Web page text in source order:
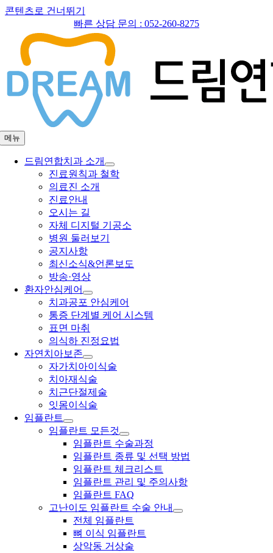
콘텐츠로 건너뛰기
빠른 상담 문의 : 052-260-8275
메뉴
드림연합치과 소개
진료원칙과 철학
의료진 소개
진료안내
오시는 길
자체 디지털 기공소
병원 둘러보기
공지사항
최신소식&언론보도
방송·영상
환자안심케어
치과공포 안심케어
통증 단계별 케어 시스템
표면 마취
의식하 진정요법
자연치아보존
자가치아이식술
치아재식술
치근단절제술
잇몸이식술
임플란트
임플란트 모든것
임플란트 수술과정
임플란트 종류 및 선택 방법
임플란트 체크리스트
임플란트 관리 및 주의사항
임플란트 FAQ
고난이도 임플란트 수술 안내
전체 임플란트
뼈 이식 임플란트
상악동 거상술